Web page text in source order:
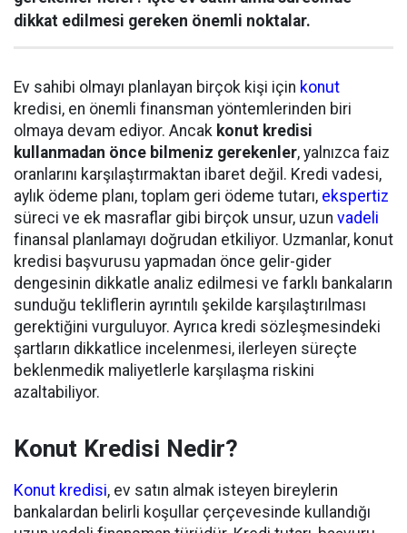
dikkat edilmesi gereken önemli noktalar.
Ev sahibi olmayı planlayan birçok kişi için konut
kredisi, en önemli finansman yöntemlerinden biri
olmaya devam ediyor. Ancak konut kredisi
kullanmadan önce bilmeniz gerekenler, yalnızca faiz
oranlarını karşılaştırmaktan ibaret değil. Kredi vadesi,
aylık ödeme planı, toplam geri ödeme tutarı, ekspertiz
süreci ve ek masraflar gibi birçok unsur, uzun vadeli
finansal planlamayı doğrudan etkiliyor. Uzmanlar, konut
kredisi başvurusu yapmadan önce gelir-gider
dengesinin dikkatle analiz edilmesi ve farklı bankaların
sunduğu tekliflerin ayrıntılı şekilde karşılaştırılması
gerektiğini vurguluyor. Ayrıca kredi sözleşmesindeki
şartların dikkatlice incelenmesi, ilerleyen süreçte
beklenmedik maliyetlerle karşılaşma riskini
azaltabiliyor.
Konut Kredisi Nedir?
Konut kredisi, ev satın almak isteyen bireylerin
bankalardan belirli koşullar çerçevesinde kullandığı